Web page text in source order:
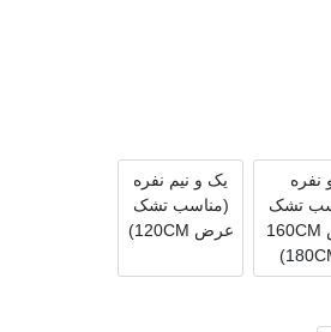
نفره
تشک
عرض 160CM
یک و نیم نفره
(مناسب تشک
عرض 120CM)